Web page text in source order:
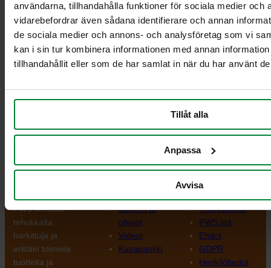
användarna, tillhandahålla funktioner för sociala medier och
vidarebefordrar även sådana identifierare och annan
de sociala medier och annons- och analysföretag som vi
kan i sin tur kombinera informationen med annan
tillhandahållit eller som de har samlat in när du har använt
Tillåt alla
Anpassa
Avvisa
Tällä viikolla ESE otti Saksassa Neuruppinin tehtaalla käyttöön
uuden ruiskuvalukoneen, jolla oli erittäin suuri 6000 tonnin
Viime vuonna käynnissä olleet investoinnit koneisiin ja
tuotantokapasiteettia entisestään ja mahdollistavat ESE: n ja
PWS kehittää
tehokkaita,
harkittuja ja
erittäin toimivia
tuotteita ja
Esitteet ja
ohjeet
Videot
Kuvapankki
Tiedot
Yhteystiedot
PWS:stä
Ehdot
GDPR
Henkilötiedot